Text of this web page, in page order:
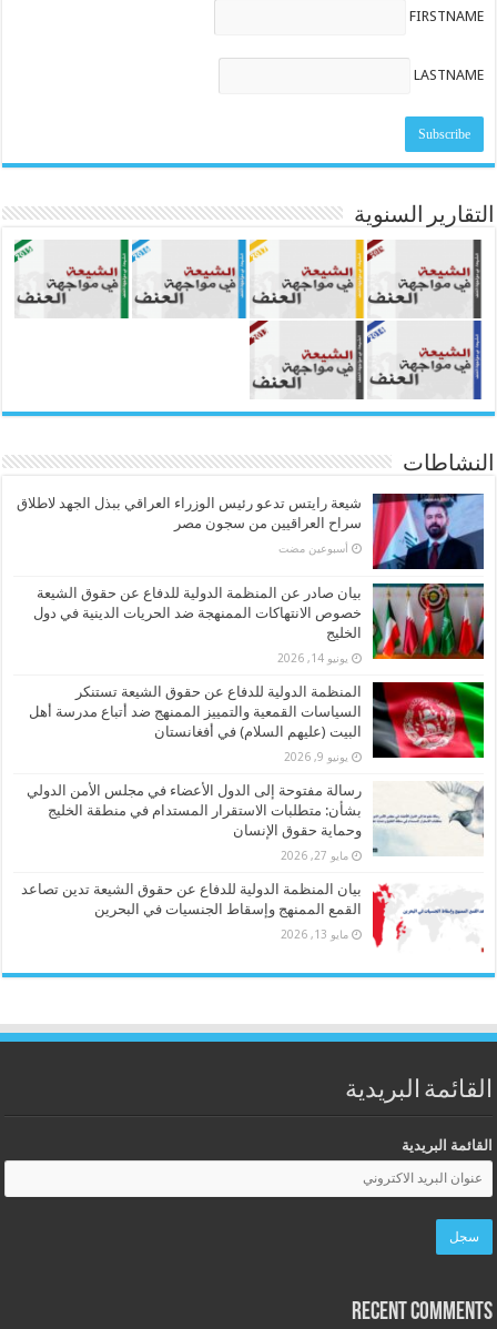
FIRSTNAME
LASTNAME
التقارير السنوية
النشاطات
شيعة رايتس تدعو رئيس الوزراء العراقي ببذل الجهد لاطلاق
سراح العراقيين من سجون مصر
‏أسبوعين مضت
بيان صادر عن المنظمة الدولية للدفاع عن حقوق الشيعة
خصوص الانتهاكات الممنهجة ضد الحريات الدينية في دول
الخليج
يونيو 14, 2026
المنظمة الدولية للدفاع عن حقوق الشيعة تستنكر
السياسات القمعية والتمييز الممنهج ضد أتباع مدرسة أهل
البيت (عليهم السلام) في أفغانستان
يونيو 9, 2026
رسالة مفتوحة إلى الدول الأعضاء في مجلس الأمن الدولي
بشأن: متطلبات الاستقرار المستدام في منطقة الخليج
وحماية حقوق الإنسان
مايو 27, 2026
بيان المنظمة الدولية للدفاع عن حقوق الشيعة تدين تصاعد
القمع الممنهج وإسقاط الجنسيات في البحرين
مايو 13, 2026
القائمة البريدية
القائمة البريدية
Recent Comments